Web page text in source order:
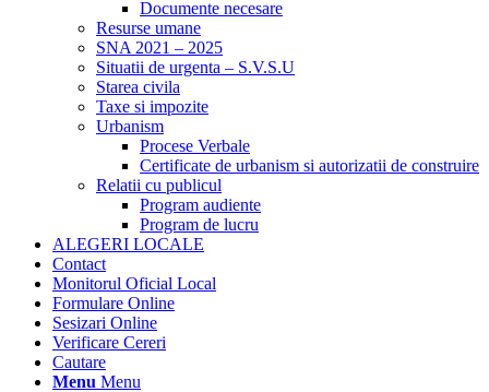
Documente necesare
Resurse umane
SNA 2021 – 2025
Situatii de urgenta – S.V.S.U
Starea civila
Taxe si impozite
Urbanism
Procese Verbale
Certificate de urbanism si autorizatii de construire
Relatii cu publicul
Program audiente
Program de lucru
ALEGERI LOCALE
Contact
Monitorul Oficial Local
Formulare Online
Sesizari Online
Verificare Cereri
Cautare
Menu Menu